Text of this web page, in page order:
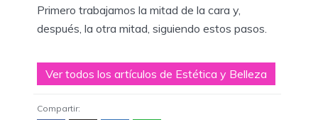
Primero trabajamos la mitad de la cara y,
después, la otra mitad, siguiendo estos pasos.
Ver todos los artículos de Estética y Belleza
Compartir: